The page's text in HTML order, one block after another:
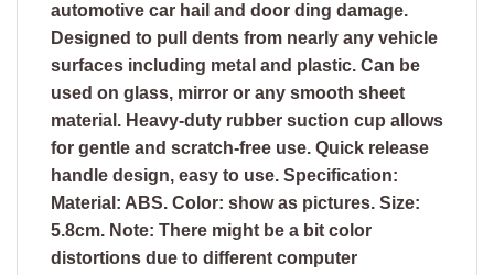
automotive car hail and door ding damage.
Designed to pull dents from nearly any vehicle
surfaces including metal and plastic. Can be
used on glass, mirror or any smooth sheet
material. Heavy-duty rubber suction cup allows
for gentle and scratch-free use. Quick release
handle design, easy to use. Specification:
Material: ABS. Color: show as pictures. Size:
5.8cm. Note: There might be a bit color
distortions due to different computer